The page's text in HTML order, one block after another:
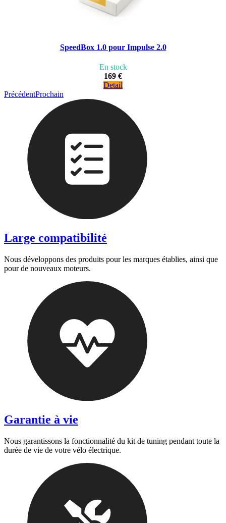
SpeedBox 1.0 pour Impulse 2.0
En stock
169 €
Detail
PrécédentProchain
Large compatibilité
Nous développons des produits pour les marques établies, ainsi que
pour de nouveaux moteurs.
Garantie à vie
Nous garantissons la fonctionnalité du kit de tuning pendant toute la
durée de vie de votre vélo électrique.